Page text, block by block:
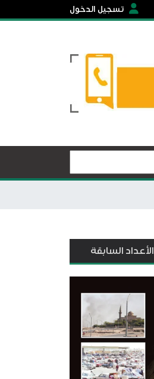
تسجيل الدخول
الأعداد السابقة